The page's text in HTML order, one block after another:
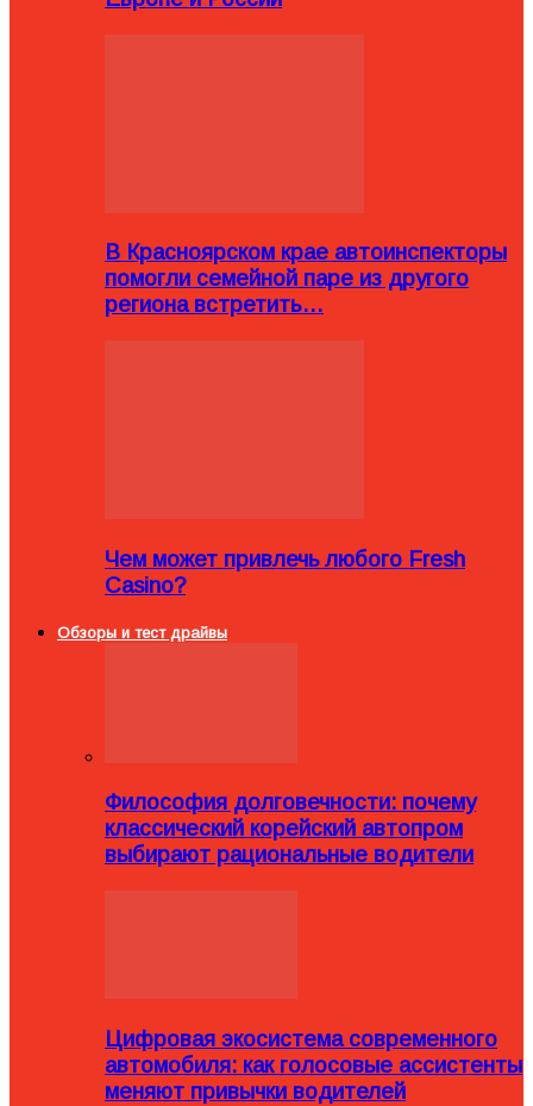
В Красноярском крае автоинспекторы
помогли семейной паре из другого
региона встретить…
Чем может привлечь любого Fresh
Casino?
Обзоры и тест драйвы
Философия долговечности: почему
классический корейский автопром
выбирают рациональные водители
Цифровая экосистема современного
автомобиля: как голосовые ассистенты
меняют привычки водителей